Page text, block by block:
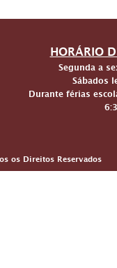
HORÁRIO
Segunda a
Sábados
Durante férias
os Direitos Reservados